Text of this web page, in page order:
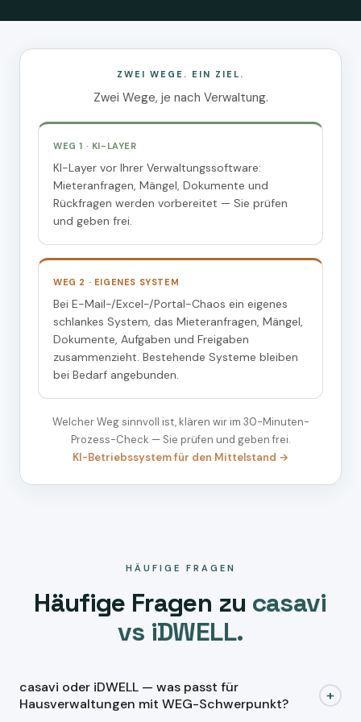
ZWEI WEGE. EIN ZIEL.
Zwei Wege, je nach Verwaltung.
WEG 1 · KI-LAYER
KI-Layer vor Ihrer Verwaltungssoftware:
Mieteranfragen, Mängel, Dokumente und
Rückfragen werden vorbereitet — Sie prüfen
und geben frei.
WEG 2 · EIGENES SYSTEM
Bei E-Mail-/Excel-/Portal-Chaos ein eigenes
schlankes System, das Mieteranfragen, Mängel,
Dokumente, Aufgaben und Freigaben
zusammenzieht. Bestehende Systeme bleiben
bei Bedarf angebunden.
Welcher Weg sinnvoll ist, klären wir im 30-Minuten-
Prozess-Check — Sie prüfen und geben frei.
KI-Betriebssystem für den Mittelstand →
HÄUFIGE FRAGEN
Häufige Fragen zu casavi
vs iDWELL.
casavi oder iDWELL — was passt für
Hausverwaltungen mit WEG-Schwerpunkt?
+